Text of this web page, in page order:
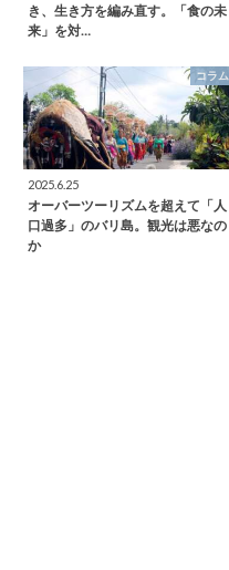
き、生き方を編み直す。「食の未
来」を対…
コラム
2025.6.25
オーバーツーリズムを超えて「人
口過多」のバリ島。観光は悪なの
か